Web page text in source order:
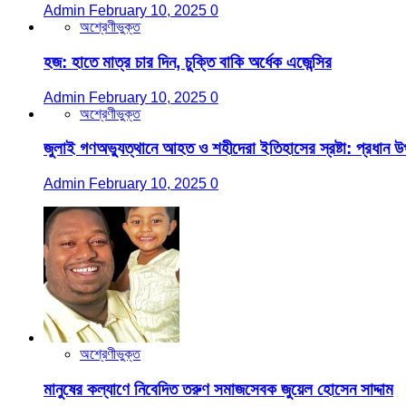
Admin February 10, 2025 0
অশ্রেণীভুক্ত
হজ: হাতে মাত্র চার দিন, চুক্তি বাকি অর্ধেক এজেন্সির
Admin February 10, 2025 0
অশ্রেণীভুক্ত
জুলাই গণঅভ্যুত্থানে আহত ও শহীদেরা ইতিহাসের স্রষ্টা: প্রধান
Admin February 10, 2025 0
অশ্রেণীভুক্ত
মানুষের কল্যাণে নিবেদিত তরুণ সমাজসেবক জুয়েল হোসেন সাদ্দাম